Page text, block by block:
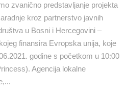
zvanično predstavljanje projekta
kroz partnerstvo javnih
u Bosni i Hercegovini –
finansira Evropska unija, koje
godine s početkom u 10:00
Agencija lokalne